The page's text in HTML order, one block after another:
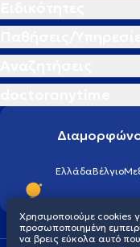
ΕλλάδαΒέλγιο
Χρησιμοποιούμε cookies
προσωποποιημένη
να βρεις εύκολα αυτό